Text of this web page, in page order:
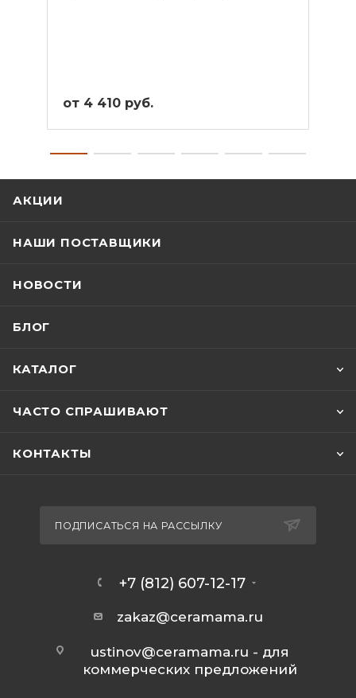
от 4 410 руб.
АКЦИИ
НАШИ ПОСТАВЩИКИ
НОВОСТИ
БЛОГ
КАТАЛОГ
ЧАСТО СПРАШИВАЮТ
КОНТАКТЫ
ПОДПИСАТЬСЯ НА РАССЫЛКУ
+7 (812) 607-12-17
zakaz@ceramama.ru
ustinov@ceramama.ru - для
коммерческих предложений